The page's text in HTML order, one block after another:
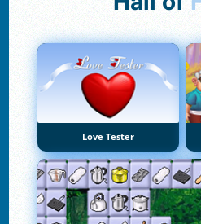
Love Tester